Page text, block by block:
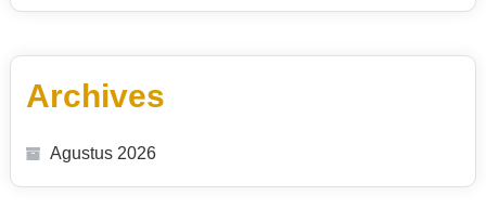
Archives
Agustus 2026